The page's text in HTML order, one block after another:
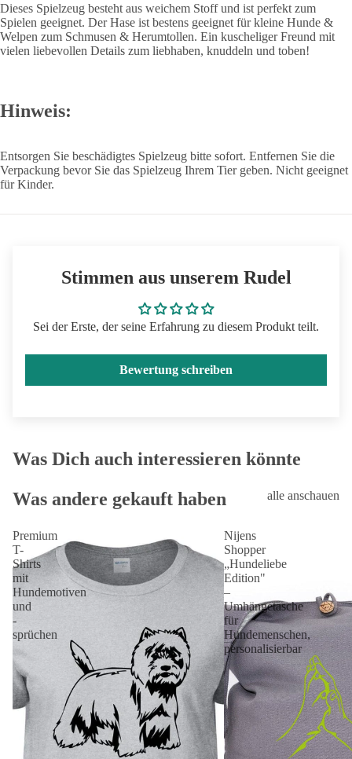
Dieses Spielzeug besteht aus weichem Stoff und ist perfekt zum
Spielen geeignet. Der Hase ist bestens geeignet für kleine Hunde &
Welpen zum Schmusen & Herumtollen. Ein kuscheliger Freund mit
vielen liebevollen Details zum liebhaben, knuddeln und toben!
Hinweis:
Entsorgen Sie beschädigtes Spielzeug bitte sofort. Entfernen Sie die
Verpackung bevor Sie das Spielzeug Ihrem Tier geben. Nicht geeignet
für Kinder.
Stimmen aus unserem Rudel
Sei der Erste, der seine Erfahrung zu diesem Produkt teilt.
Bewertung schreiben
Was Dich auch interessieren könnte
Was andere gekauft haben
alle anschauen
Premium
T-
Shirts
mit
Hundemotiven
und
-
sprüchen
Nijens
Shopper
„Hundeliebe
Edition"
–
Umhängetasche
für
Hundemenschen,
personalisierbar